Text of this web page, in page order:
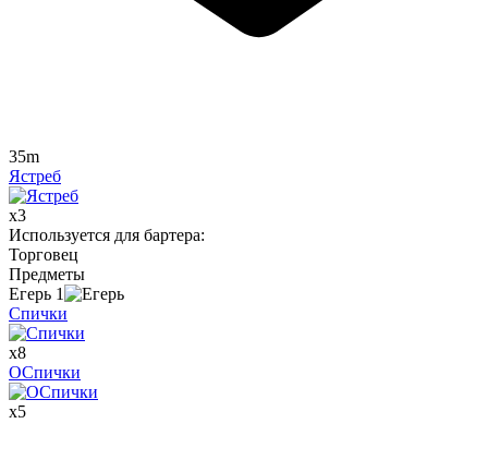
35m
Ястреб
x3
Используется для бартера:
Торговец
Предметы
Егерь 1
Спички
x8
ОСпички
x5